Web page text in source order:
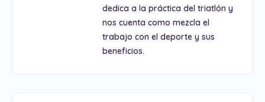
dedica a la práctica del triatlón y
nos cuenta como mezcla el
trabajo con el deporte y sus
beneficios.